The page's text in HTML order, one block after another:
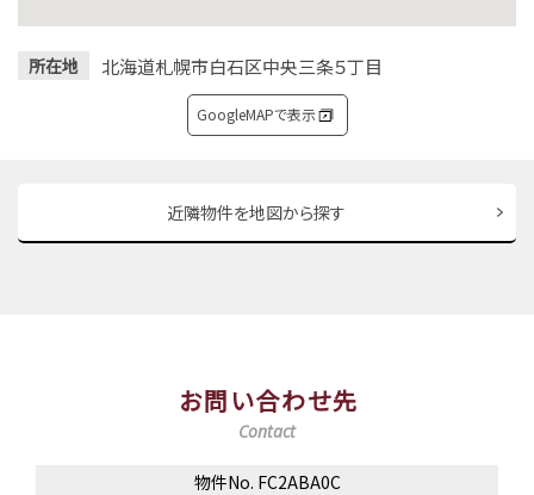
所在地 北海道札幌市白石区中央三条５丁目
GoogleMAPで表示
近隣物件を地図から探す
お問い合わせ先
Contact
物件No. FC2ABA0C